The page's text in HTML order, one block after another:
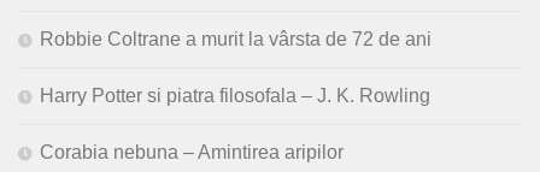
Robbie Coltrane a murit la vârsta de 72 de ani
Harry Potter si piatra filosofala – J. K. Rowling
Corabia nebuna – Amintirea aripilor